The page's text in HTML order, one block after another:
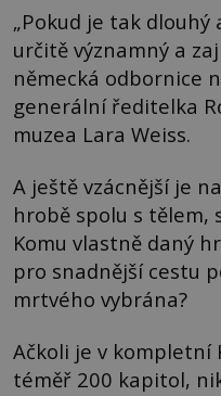
„Pokud je tak dlouhý
určitě významný a
německá odbornice
generální ředitelka
muzea Lara Weiss.
A ještě vzácnější je
hrobě spolu s tělem,
Komu vlastně daný
pro snadnější cestu
mrtvého vybrána?
Ačkoli je v kompletní
téměř 200 kapitol,